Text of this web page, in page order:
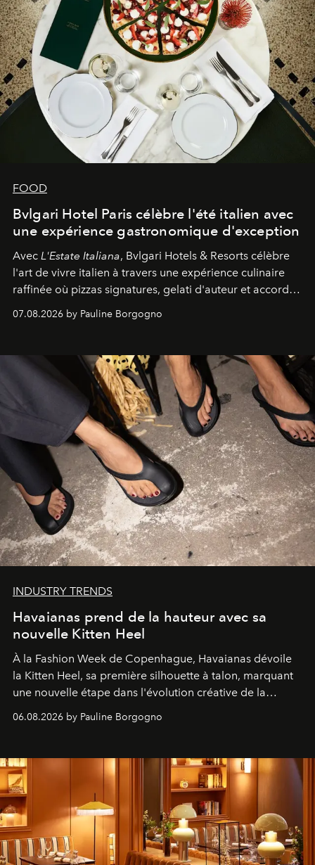
FOOD
Bvlgari Hotel Paris célèbre l'été italien avec
une expérience gastronomique d'exception
Avec L'Estate Italiana, Bvlgari Hotels & Resorts célèbre
l'art de vivre italien à travers une expérience culinaire
raffinée où pizzas signatures, gelati d'auteur et accords
07.08.2026 by Pauline Borgogno
INDUSTRY TRENDS
Havaianas prend de la hauteur avec sa
nouvelle Kitten Heel
À la Fashion Week de Copenhague, Havaianas dévoile
la Kitten Heel, sa première silhouette à talon, marquant
une nouvelle étape dans l'évolution créative de la
06.08.2026 by Pauline Borgogno